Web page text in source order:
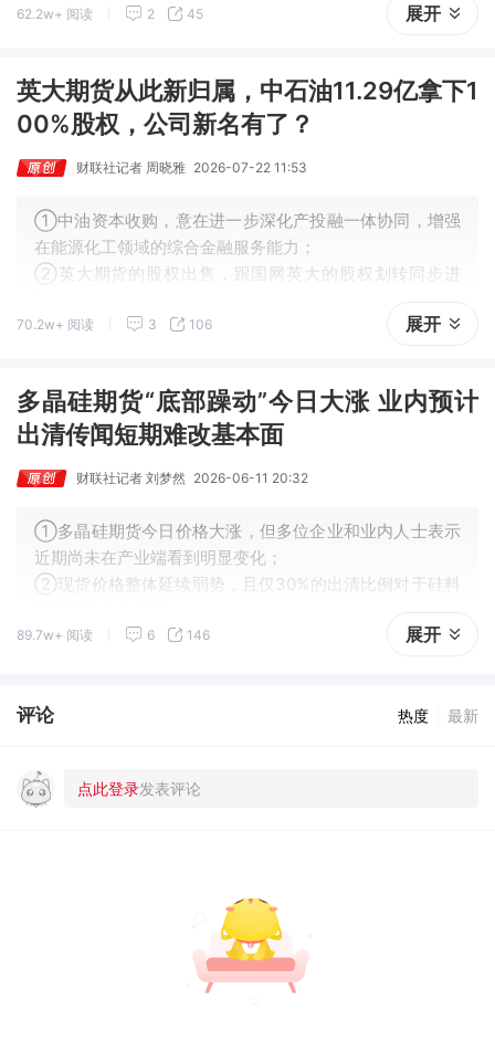
口尚未开启，趋势性上涨或需等到9月之后，核心变量在于
62.2w+ 阅读 2 45 展开
英大期货从此新归属，中石油11.29亿拿下1
00%股权，公司新名有了？
财联社记者 周晓雅 2026-07-22 11:53
①中油资本收购，意在进一步深化产投融一体协同，增强
在能源化工领域的综合金融服务能力；
②英大期货的股权出售，跟国网英大的股权划转同步进
③随着新一轮股权变更落地，英大期货或迎来发展新机
70.2w+ 阅读 3 106 展开
多晶硅期货“底部躁动”今日大涨 业内预计
出清传闻短期难改基本面
财联社记者 刘梦然 2026-06-11 20:32
①多晶硅期货今日价格大涨，但多位企业和业内人士表示
近期尚未在产业端看到明显变化；
②现货价格整体延续弱势，且仅30%的出清比例对于硅料
89.7w+ 阅读 6 146 展开
评论 热度 最新